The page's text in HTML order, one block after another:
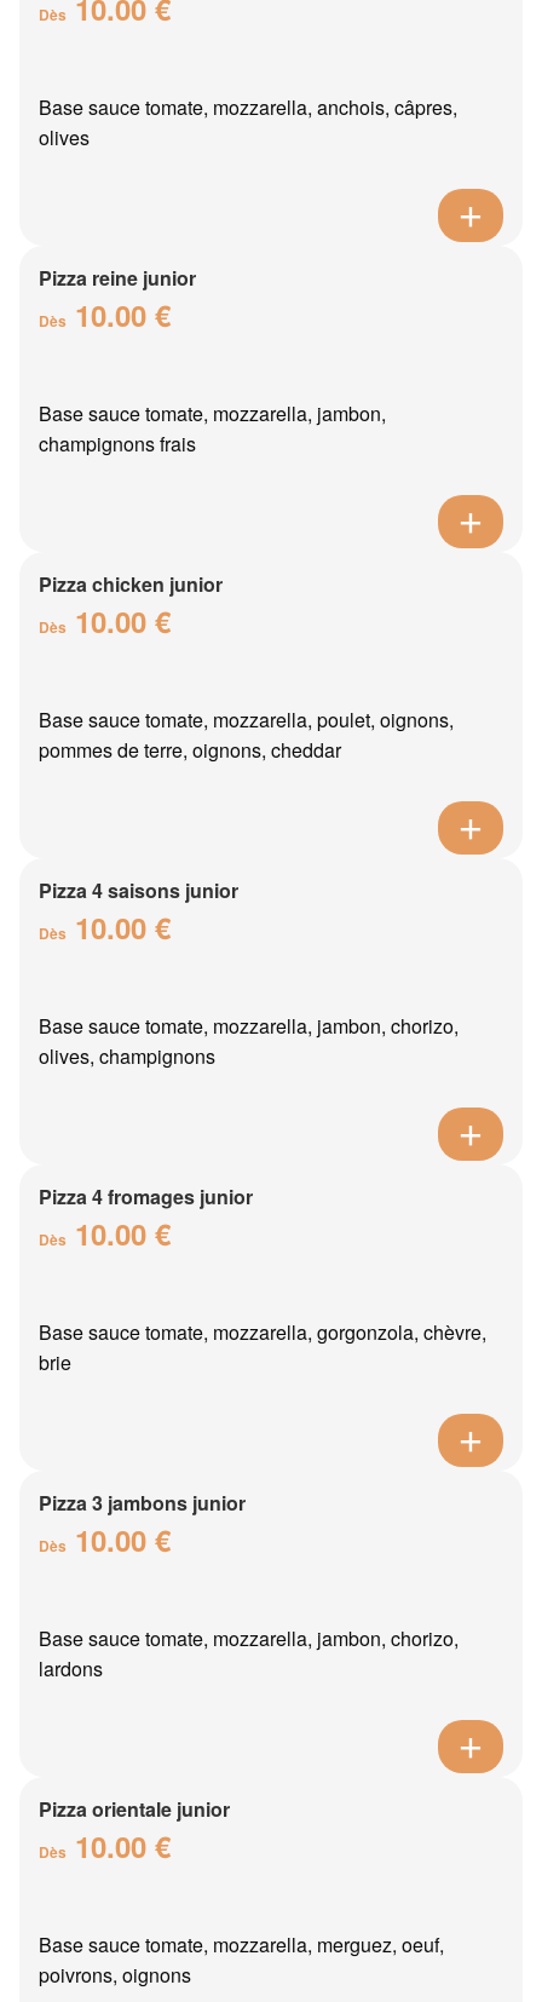
Dès
Base sauce tomate, mozzarella, anchois, câpres,
olives
Pizza reine junior
Dès 10.00 €
Base sauce tomate, mozzarella, jambon,
champignons frais
Pizza chicken junior
Dès 10.00 €
Base sauce tomate, mozzarella, poulet, oignons,
pommes de terre, oignons, cheddar
Pizza 4 saisons junior
Dès 10.00 €
Base sauce tomate, mozzarella, jambon, chorizo,
olives, champignons
Pizza 4 fromages junior
Dès 10.00 €
Base sauce tomate, mozzarella, gorgonzola, chèvre,
brie
Pizza 3 jambons junior
Dès 10.00 €
Base sauce tomate, mozzarella, jambon, chorizo,
lardons
Pizza orientale junior
Dès 10.00 €
Base sauce tomate, mozzarella, merguez, oeuf,
poivrons, oignons